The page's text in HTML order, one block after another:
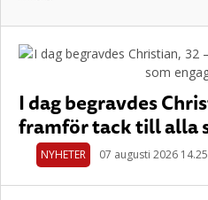
I dag begravdes
framför tack till alla
NYHETER 07 augusti 2026 14.25